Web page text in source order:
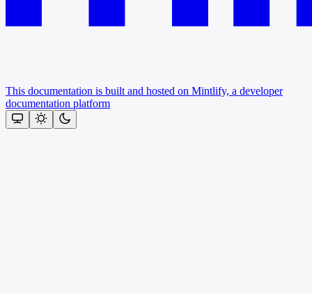
This documentation is built and hosted on Mintlify, a developer
documentation platform